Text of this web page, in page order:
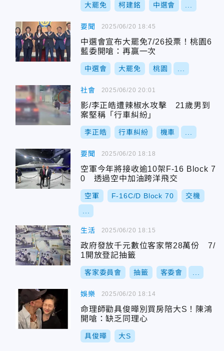
大罷免 柯建銘 中選會
要聞
中選會宣布大罷免7/26投票！桃園6
藍委開嗆：再贏一次
中選會 大罷免 桃園
2025/06/20 18:45
社會
影/李正皓遭辣椒水攻擊 21歲男到
案堅稱「行車糾紛」
李正皓 行車糾紛 機車
2025/06/20 20:01
要聞
空軍今年將接收逾10架F-16 Block 7
0 透過空中加油跨洋飛交
空軍 F-16C/D Block 70 交機
2025/06/20 18:18
生活
政府發放千元數位客家幣28萬份 7/
1開放登記抽籤
客家委員會 抽籤 客委會
2025/06/20 18:15
娛樂
命理師勸具俊曄別買房陪大S！陳鴻
開嗆：缺乏同理心
具俊曄 大S
2025/06/20 18:14